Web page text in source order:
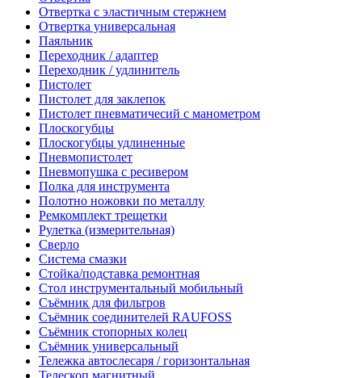
Отвертка с эластичным стержнем
Отвертка универсальная
Паяльник
Переходник / адаптер
Переходник / удлинитель
Пистолет
Пистолет для заклепок
Пистолет пневматичесий с манометром
Плоскогубцы
Плоскогубцы удлиненные
Пневмопистолет
Пневмопушка с ресивером
Полка для инструмента
Полотно ножовки по металлу
Ремкомплект трещетки
Рулетка (измерительная)
Сверло
Система смазки
Стойка/подставка ремонтная
Стол инструментальный мобильный
Съёмник для фильтров
Съёмник соединителей RAUFOSS
Съёмник стопорных колец
Съёмник универсальный
Тележка автослесаря / горизонтальная
Телескоп магнитный